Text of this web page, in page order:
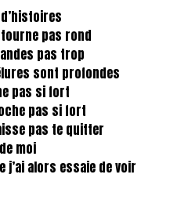
pas rond
pas trop
sont profondes
pas si fort
pas si fort
pas te quitter
moi
j’ai alors essaie de voir